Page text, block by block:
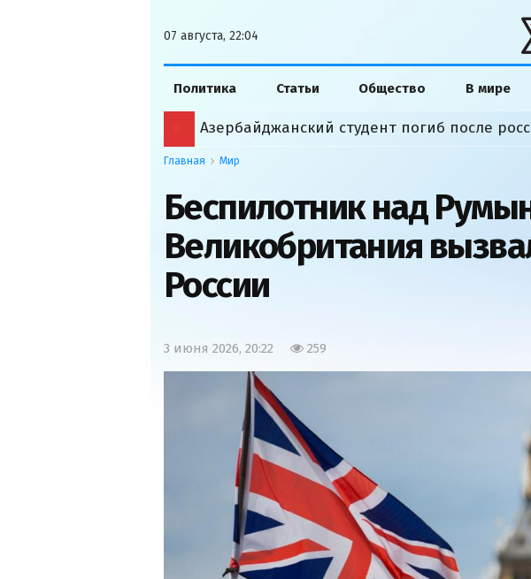
07 августа, 22:04
Политика Статьи Общество В мире
Главная Мир
Беспилотник над
Великобритания
России
3 июня 2026, 20:22 259